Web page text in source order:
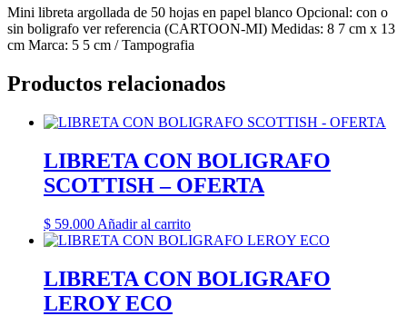
Mini libreta argollada de 50 hojas en papel blanco Opcional: con o
sin boligrafo ver referencia (CARTOON-MI) Medidas: 8 7 cm x 13
cm Marca: 5 5 cm / Tampografia
Productos relacionados
LIBRETA CON BOLIGRAFO
SCOTTISH – OFERTA
$ 59.000 Añadir al carrito
LIBRETA CON BOLIGRAFO
LEROY ECO